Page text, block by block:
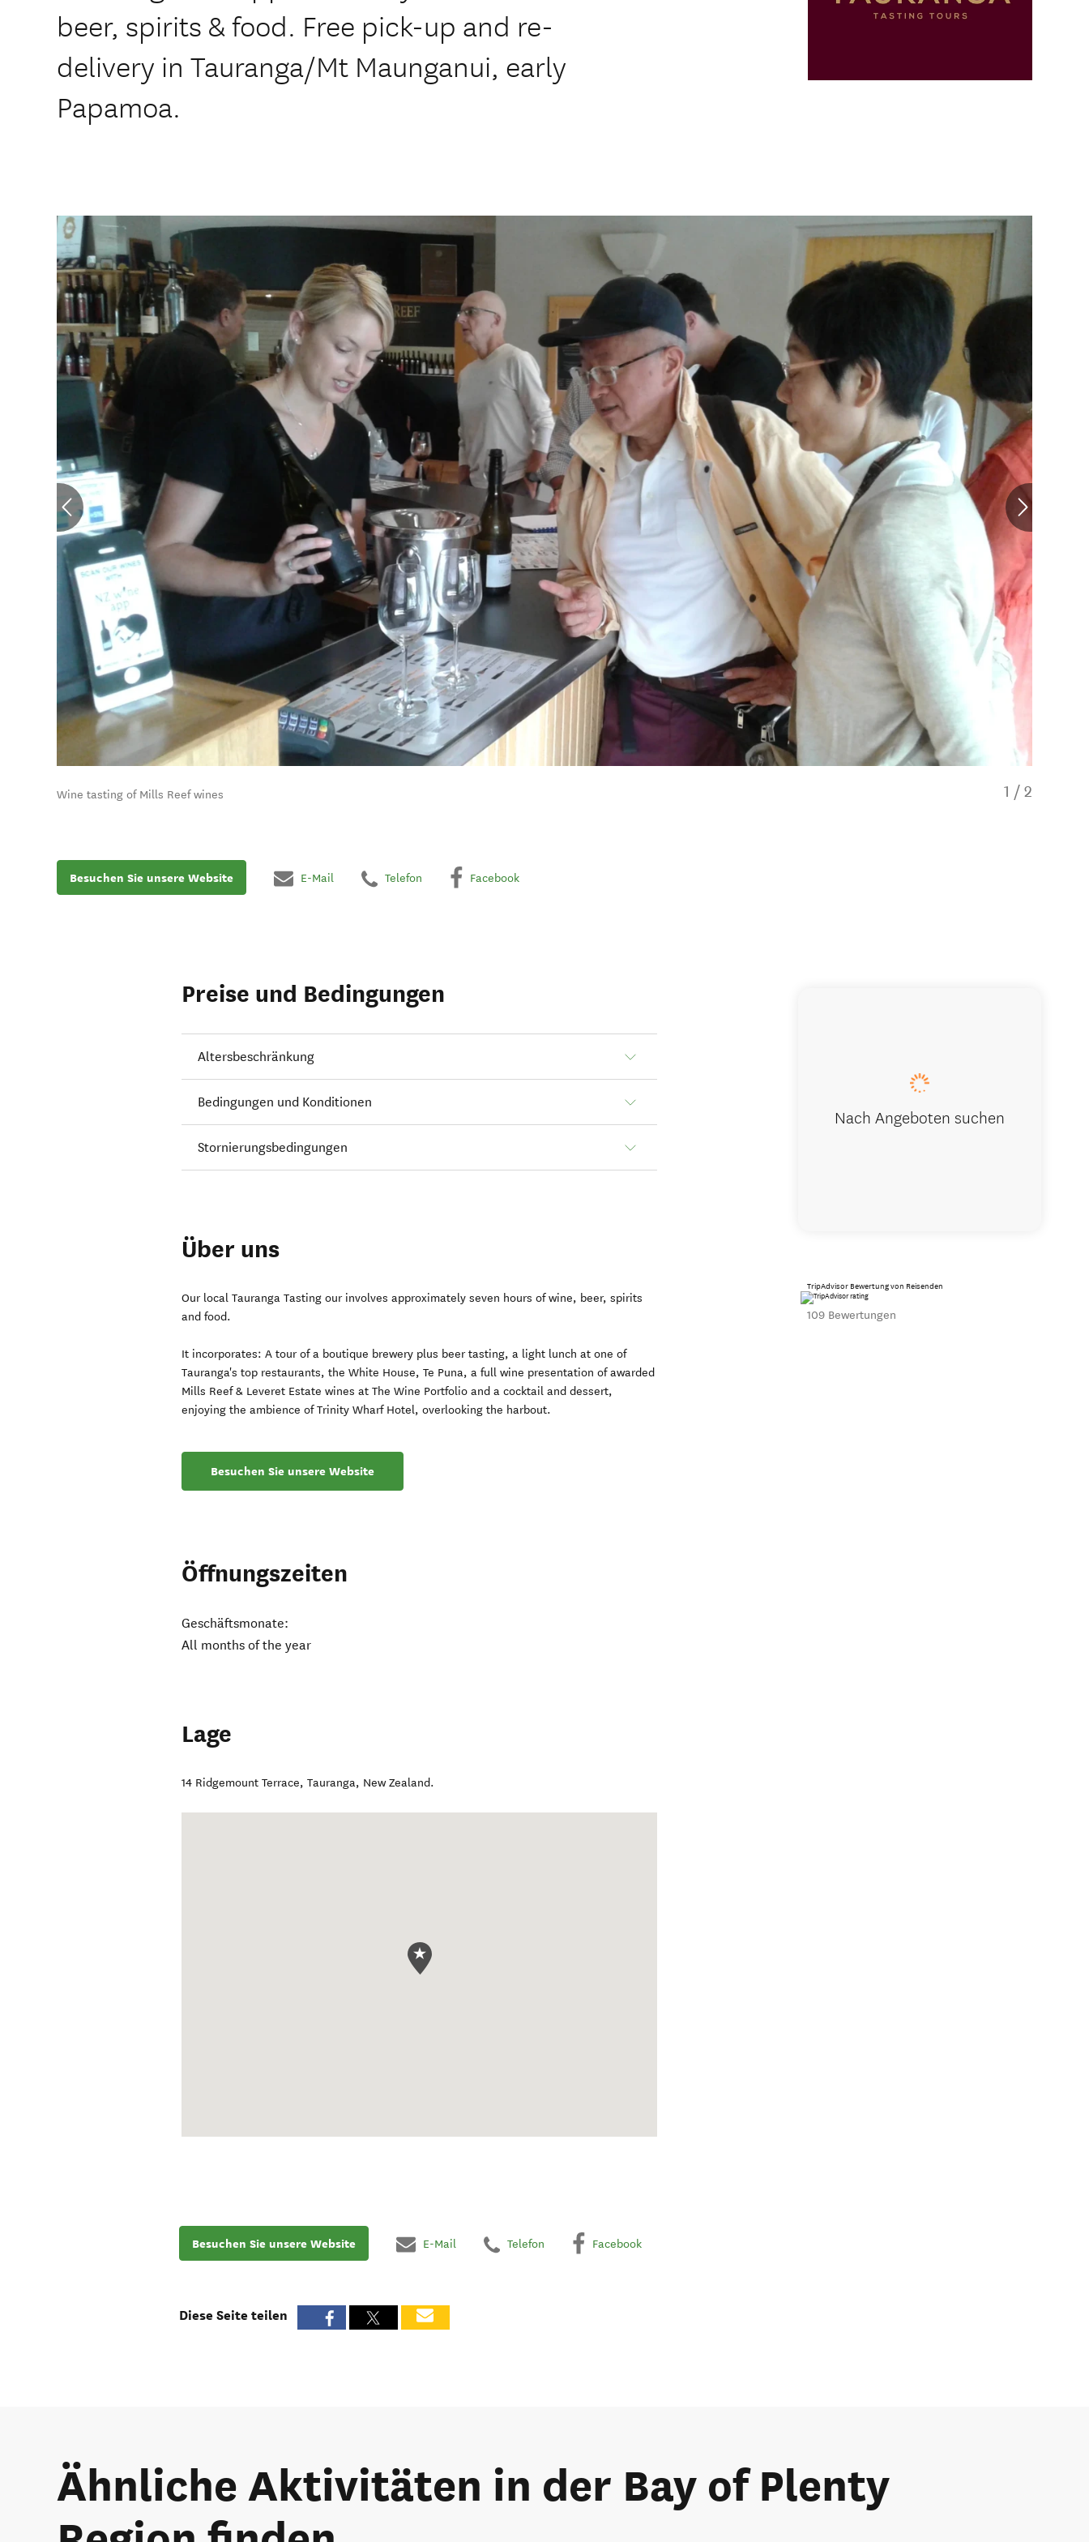
beer, spirits & food. Free pick-up and re-
delivery in Tauranga/Mt Maunganui, early
Papamoa.
Wine tasting of Mills Reef wines 1 / 2
Besuchen Sie unsere Website E-Mail Telefon Facebook
Preise und Bedingungen
Altersbeschränkung
Bedingungen und Konditionen
Stornierungsbedingungen
Über uns
Our local Tauranga Tasting our involves approximately seven hours of wine, beer, spirits
and food.
It incorporates: A tour of a boutique brewery plus beer tasting, a light lunch at one of
Tauranga's top restaurants, the White House, Te Puna, a full wine presentation of awarded
Mills Reef & Leveret Estate wines at The Wine Portfolio and a cocktail and dessert,
enjoying the ambience of Trinity Wharf Hotel, overlooking the harbout.
Besuchen Sie unsere Website
Öffnungszeiten
Geschäftsmonate:
All months of the year
Lage
14 Ridgemount Terrace,Tauranga, New Zealand.
Nach Angeboten suchen
TripAdvisor Bewertung von Reisenden
109 Bewertungen
Besuchen Sie unsere Website E-Mail Telefon Facebook
Diese Seite teilen
Ähnliche Aktivitäten in der Bay of Plenty